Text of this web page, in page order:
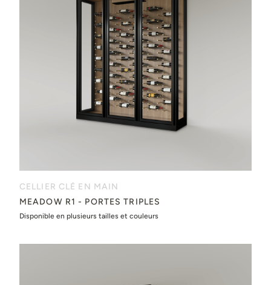
CELLIER CLÉ EN MAIN
MEADOW R1 - PORTES TRIPLES
Disponible en plusieurs tailles et couleurs